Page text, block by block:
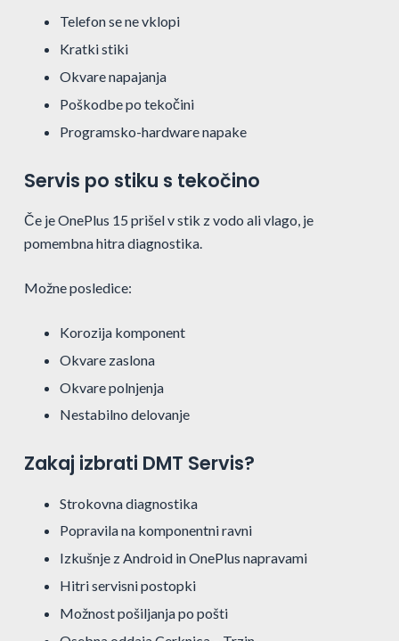
Telefon se ne vklopi
Kratki stiki
Okvare napajanja
Poškodbe po tekočini
Programsko-hardware napake
Servis po stiku s tekočino
Če je OnePlus 15 prišel v stik z vodo ali vlago, je
pomembna hitra diagnostika.
Možne posledice:
Korozija komponent
Okvare zaslona
Okvare polnjenja
Nestabilno delovanje
Zakaj izbrati DMT Servis?
Strokovna diagnostika
Popravila na komponentni ravni
Izkušnje z Android in OnePlus napravami
Hitri servisni postopki
Možnost pošiljanja po pošti